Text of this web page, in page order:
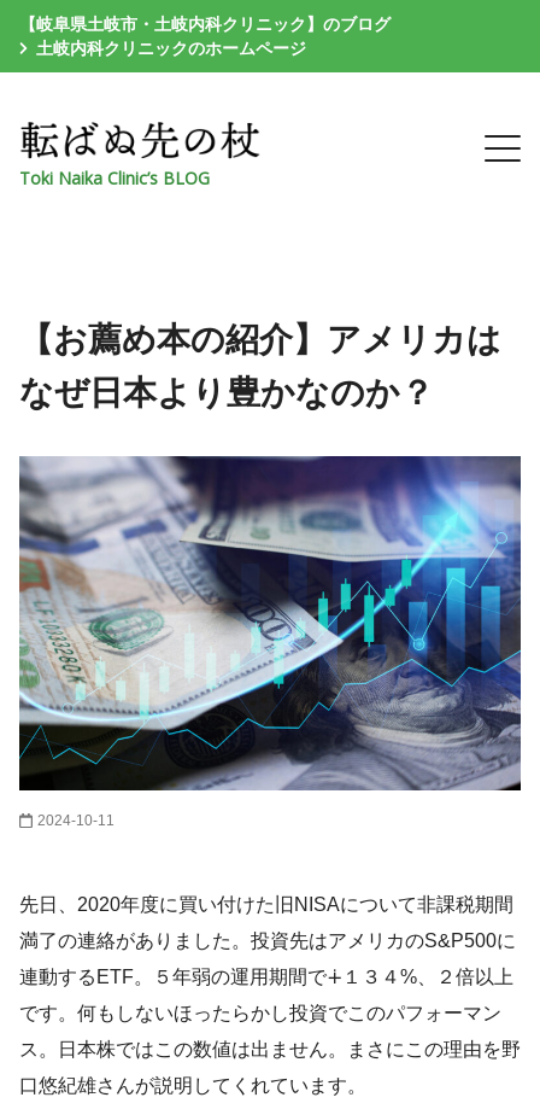
【岐阜県土岐市・土岐内科クリニック】のブログ
土岐内科クリニックのホームページ
Toki Naika Clinic’s BLOG
【お薦め本の紹介】アメリカは
なぜ日本より豊かなのか？
2024-10-11
先日、2020年度に買い付けた旧NISAについて非課税期間
満了の連絡がありました。投資先はアメリカのS&P500に
連動するETF。５年弱の運用期間で∔１３４%、２倍以上
です。何もしないほったらかし投資でこのパフォーマン
ス。日本株ではこの数値は出ません。まさにこの理由を野
口悠紀雄さんが説明してくれています。